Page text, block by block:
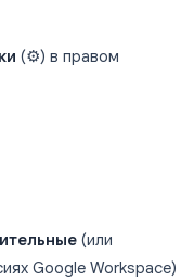
(⚙️) в правом
(или
Google Workspace)